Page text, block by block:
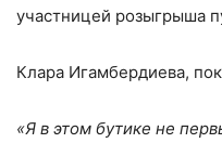
участницей розыгрыша
Клара Игамбердиева,
«Я в этом бутике не